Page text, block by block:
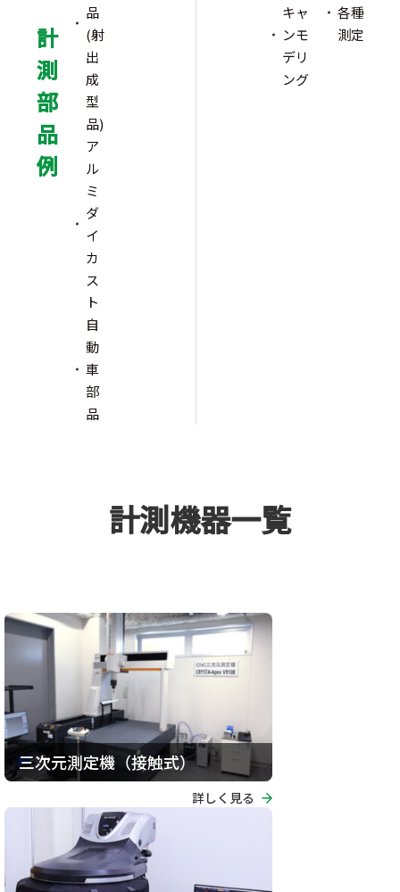
計
測
部
品
例
品
(射
出
成
型
品)
ア
ル
ミ
ダ
イ
カ
ス
ト
自
動
車
部
品
キャ
ンモ
デリ
ング
各種
測定
計測機器一覧
三次元測定機（接触式）
詳しく見る